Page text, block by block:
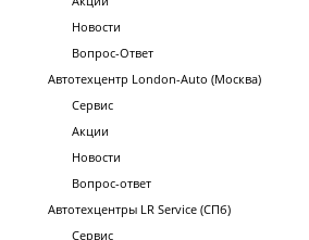
Новости
Вопрос-Ответ
Автотехцентр London-Auto (Москва)
Сервис
Акции
Новости
Вопрос-ответ
Автотехцентры LR Service (СПб)
Сервис